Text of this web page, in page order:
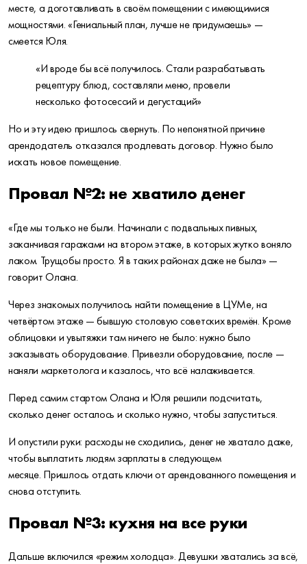
месте, а доготавливать в своём помещении с имеющимися
мощностями. «Гениальный план, лучше не придумаешь» —
смеется Юля.
«И вроде бы всё получилось. Стали разрабатывать
рецептуру блюд, составляли меню, провели
несколько фотосессий и дегустаций»
Но и эту идею пришлось свернуть. По непонятной причине
арендодатель отказался продлевать договор. Нужно было
искать новое помещение.
Провал №2: не хватило денег
«Где мы только не были. Начинали с подвальных пивных,
заканчивая гаражами на втором этаже, в которых жутко воняло
лаком. Трущобы просто. Я в таких районах даже не была» —
говорит Олана.
Через знакомых получилось найти помещение в ЦУМе, на
четвёртом этаже — бывшую столовую советских времён. Кроме
облицовки и увытяжки там ничего не было: нужно было
заказывать оборудование. Привезли оборудование, после —
наняли маркетолога и казалось, что всё налаживается.
Перед самим стартом Олана и Юля решили подсчитать,
сколько денег осталось и сколько нужно, чтобы запуститься.
И опустили руки: расходы не сходились, денег не хватало даже,
чтобы выплатить людям зарплаты в следующем
месяце. Пришлось отдать ключи от арендованного помещения и
снова отступить.
Провал №3: кухня на все руки
Дальше включился «режим холодца». Девушки хватались за всё,